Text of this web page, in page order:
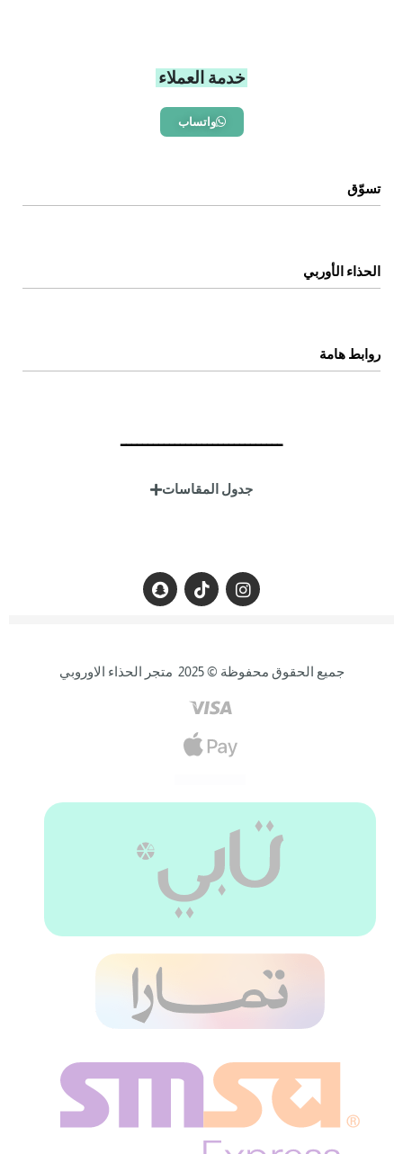
خدمة العملاء
واتساب
تسوّق
المتجر
الحذاء الأوربي
عن المتجر
روابط هامة
ــــــــــــــــــــــــــــــ
جدول المقاسات
جميع الحقوق محفوظة © 2025 متجر الحذاء الاوروبي